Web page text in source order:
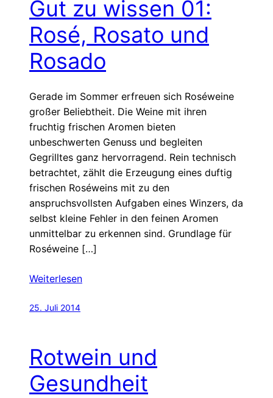
Gut zu wissen 01:
Rosé, Rosato und
Rosado
Gerade im Sommer erfreuen sich Roséweine
großer Beliebtheit. Die Weine mit ihren
fruchtig frischen Aromen bieten
unbeschwerten Genuss und begleiten
Gegrilltes ganz hervorragend. Rein technisch
betrachtet, zählt die Erzeugung eines duftig
frischen Roséweins mit zu den
anspruchsvollsten Aufgaben eines Winzers, da
selbst kleine Fehler in den feinen Aromen
unmittelbar zu erkennen sind. Grundlage für
Roséweine […]
Weiterlesen
25. Juli 2014
Rotwein und
Gesundheit